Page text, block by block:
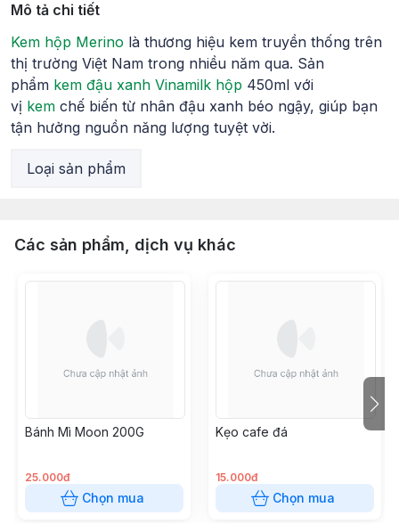
Mô tả chi tiết
Kem hộp Merino là thương hiệu kem truyền thống trên
thị trường Việt Nam trong nhiều năm qua. Sản
phẩm kem đậu xanh Vinamilk hộp 450ml với
vị kem chế biến từ nhân đậu xanh béo ngậy, giúp bạn
tận hưởng nguồn năng lượng tuyệt vời.
Loại sản phẩm
Các sản phẩm, dịch vụ khác
Bánh Mì Moon 200G
25.000đ
Chọn mua
Kẹo cafe đá
15.000đ
Chọn mua